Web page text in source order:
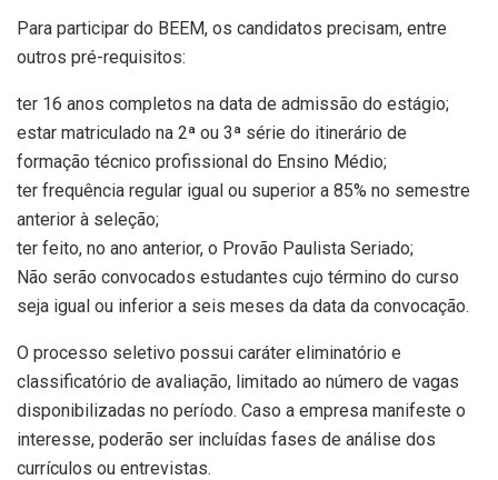
Para participar do BEEM, os candidatos precisam, entre
outros pré-requisitos:
ter 16 anos completos na data de admissão do estágio;
estar matriculado na 2ª ou 3ª série do itinerário de
formação técnico profissional do Ensino Médio;
ter frequência regular igual ou superior a 85% no semestre
anterior à seleção;
ter feito, no ano anterior, o Provão Paulista Seriado;
Não serão convocados estudantes cujo término do curso
seja igual ou inferior a seis meses da data da convocação.
O processo seletivo possui caráter eliminatório e
classificatório de avaliação, limitado ao número de vagas
disponibilizadas no período. Caso a empresa manifeste o
interesse, poderão ser incluídas fases de análise dos
currículos ou entrevistas.